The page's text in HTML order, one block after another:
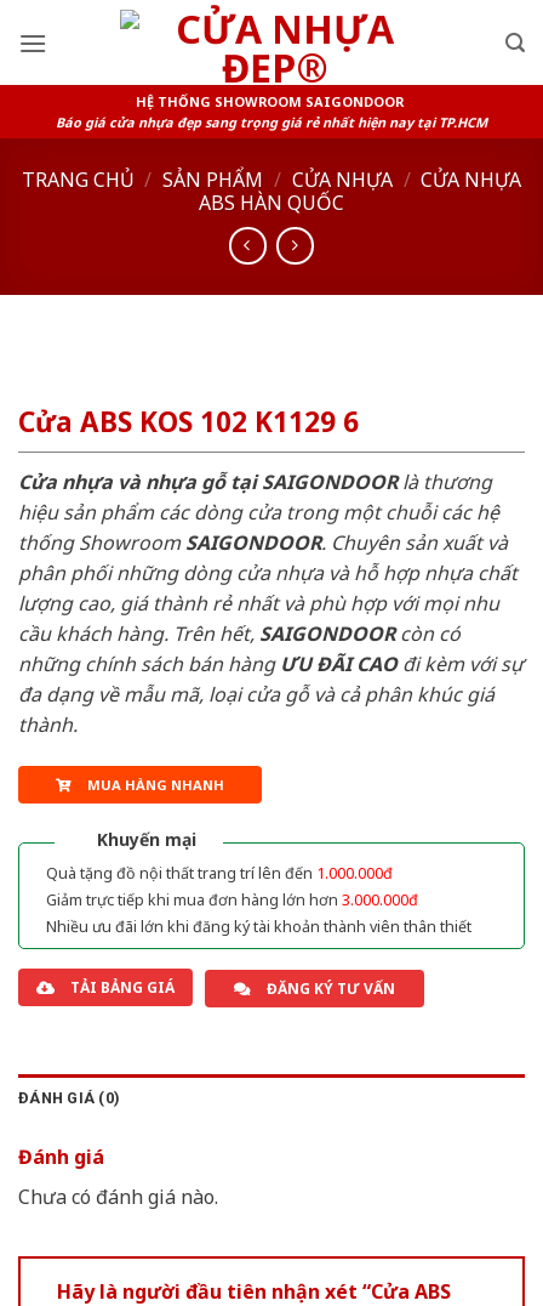
HỆ THỐNG SHOWROOM SAIGONDOOR
Báo giá cửa nhựa đẹp sang trọng giá rẻ nhất hiện nay tại TP.HCM
TRANG CHỦ / SẢN PHẨM / CỬA NHỰA / CỬA NHỰA
ABS HÀN QUỐC
Cửa ABS KOS 102 K1129 6
Cửa nhựa và nhựa gỗ tại SAIGONDOORlà thương
hiệu sản phẩm các dòng cửa trong một chuỗi các hệ
thống ShowroomSAIGONDOOR. Chuyên sản xuất và
phân phối những dòng cửa nhựa và hỗ hợp nhựa chất
lượng cao, giá thành rẻ nhất và phù hợp với mọi nhu
cầu khách hàng. Trên hết, SAIGONDOORcòn có
những chính sách bán hàng ƯU ĐÃI CAOđi kèm với sự
đa dạng về mẫu mã, loại cửa gỗ và cả phân khúc giá
thành.
MUA HÀNG NHANH
Khuyến mại
Quà tặng đồ nội thất trang trí lên đến 1.000.000đ
Giảm trực tiếp khi mua đơn hàng lớn hơn 3.000.000đ
Nhiều ưu đãi lớn khi đăng ký tài khoản thành viên thân thiết
TẢI BẢNG GIÁ ĐĂNG KÝ TƯ VẤN
ĐÁNH GIÁ (0)
Đánh giá
Chưa có đánh giá nào.
Hãy là người đầu tiên nhận xét “Cửa ABS